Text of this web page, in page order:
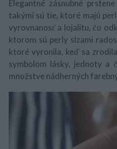
Elegantné zásnubné
takými sú tie, ktoré majú
vyrovnanosť a lojalitu, čo
ktorom sú perly slzami
ktoré vyronila, keď sa
symbolom lásky, jednoty a
množstve nádherných